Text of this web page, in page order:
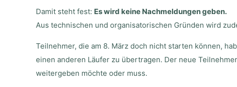
Damit steht fest: Es wird keine Nachmeldungen geben.
Aus technischen und organisatorischen Gründen wird
Teilnehmer, die am 8. März doch nicht starten können,
einen anderen Läufer zu übertragen. Der neue
weitergeben möchte oder muss.